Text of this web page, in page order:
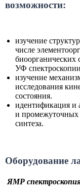
возможности:
изучение
числе
УФ
изучение
исследования
состояния.
идентификация и
и промежуточных
синтеза.
Оборудование
ЯМР